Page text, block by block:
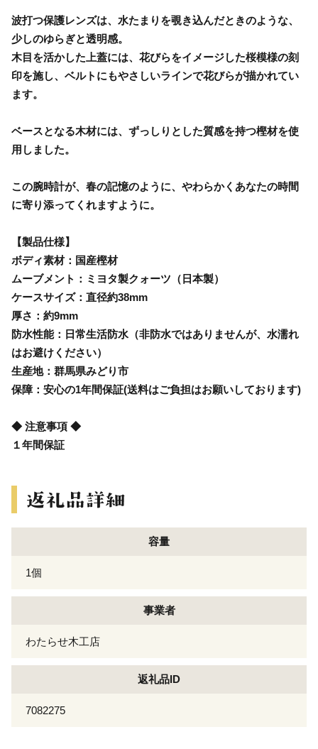
波打つ保護レンズは、水たまりを覗き込んだときのような、
少しのゆらぎと透明感。
木目を活かした上蓋には、花びらをイメージした桜模様の刻
印を施し、ベルトにもやさしいラインで花びらが描かれてい
ます。
ベースとなる木材には、ずっしりとした質感を持つ樫材を使
用しました。
この腕時計が、春の記憶のように、やわらかくあなたの時間
に寄り添ってくれますように。
【製品仕様】
ボディ素材：国産樫材
ムーブメント：ミヨタ製クォーツ（日本製）
ケースサイズ：直径約38mm
厚さ：約9mm
防水性能：日常生活防水（非防水ではありませんが、水濡れ
はお避けください）
生産地：群馬県みどり市
保障：安心の1年間保証(送料はご負担はお願いしております)
◆ 注意事項 ◆
１年間保証
容量
1個
事業者
わたらせ木工店
返礼品ID
7082275